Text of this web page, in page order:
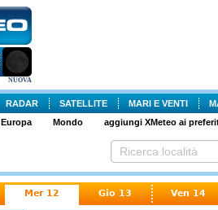
NUOVA
RADAR SATELLITE MARI E VENTI
Europa Mondo aggiungi XMeteo ai
Mer 12 Gio 13 Ven 14